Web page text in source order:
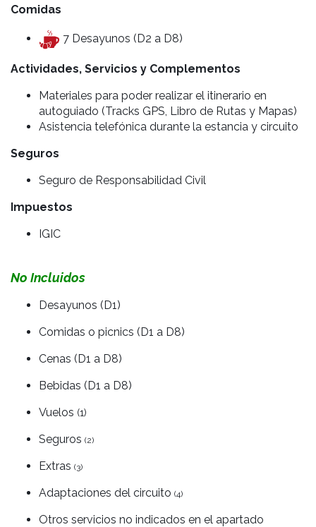
Comidas
7 Desayunos (D2 a D8)
Actividades, Servicios y Complementos
Materiales para poder realizar el itinerario en
autoguiado (Tracks GPS, Libro de Rutas y Mapas)
Asistencia telefónica durante la estancia y circuito
Seguros
Seguro de Responsabilidad Civil
Impuestos
IGIC
No Incluidos
Desayunos (D1)
Comidas o picnics (D1 a D8)
Cenas (D1 a D8)
Bebidas (D1 a D8)
Vuelos (1)
Seguros (2)
Extras (3)
Adaptaciones del circuito (4)
Otros servicios no indicados en el apartado